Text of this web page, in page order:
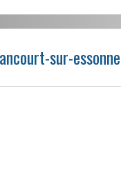
sur-essonne